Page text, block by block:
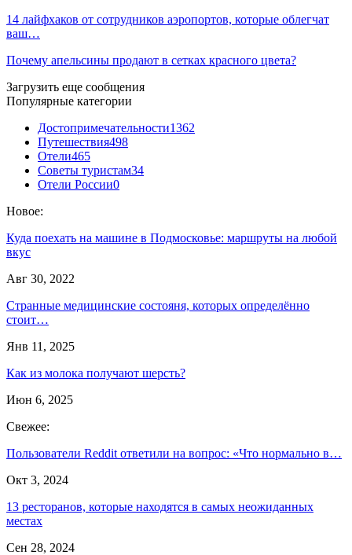
14 лайфхаков от сотрудников аэропортов, которые облегчат
ваш…
Почему апельсины продают в сетках красного цвета?
Загрузить еще сообщения
Популярные категории
Достопримечательности1362
Путешествия498
Отели465
Советы туристам34
Отели России0
Новое:
Куда поехать на машине в Подмосковье: маршруты на любой
вкус
Авг 30, 2022
Странные медицинские состояня, которых определённо
стоит…
Янв 11, 2025
Как из молока получают шерсть?
Июн 6, 2025
Свежее:
Пользователи Reddit ответили на вопрос: «Что нормально в…
Окт 3, 2024
13 ресторанов, которые находятся в самых неожиданных
местах
Сен 28, 2024